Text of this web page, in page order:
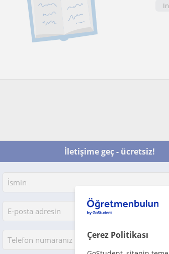
Çerez Politikası
İletişime geç - ücretsiz!